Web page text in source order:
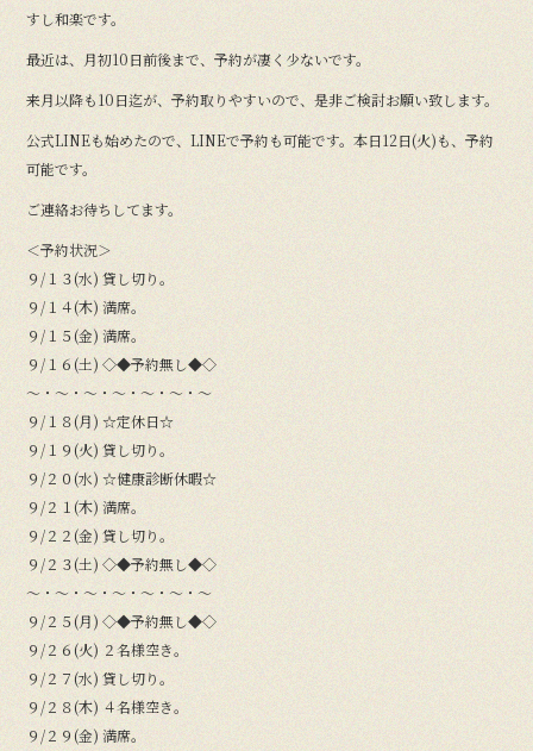
すし和楽です。
最近は、月初10日前後まで、予約が凄く少ないです。
来月以降も10日迄が、予約取りやすいので、是非ご検討お願い致します。
公式LINEも始めたので、LINEで予約も可能です。本日12日(火)も、予約
可能です。
ご連絡お待ちしてます。
＜予約状況＞
９/１３(水) 貸し切り。
９/１４(木) 満席。
９/１５(金) 満席。
９/１６(土) ◇◆予約無し◆◇
〜・〜・〜・〜・〜・〜・〜
９/１８(月) ☆定休日☆
９/１９(火) 貸し切り。
９/２０(水) ☆健康診断休暇☆
９/２１(木) 満席。
９/２２(金) 貸し切り。
９/２３(土) ◇◆予約無し◆◇
〜・〜・〜・〜・〜・〜・〜
９/２５(月) ◇◆予約無し◆◇
９/２６(火) ２名様空き。
９/２７(水) 貸し切り。
９/２８(木) ４名様空き。
９/２９(金) 満席。